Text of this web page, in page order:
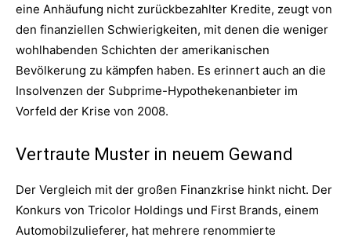
eine Anhäufung nicht zurückbezahlter Kredite, zeugt von
den finanziellen Schwierigkeiten, mit denen die weniger
wohlhabenden Schichten der amerikanischen
Bevölkerung zu kämpfen haben. Es erinnert auch an die
Insolvenzen der Subprime-Hypothekenanbieter im
Vorfeld der Krise von 2008.
Vertraute Muster in neuem Gewand
Der Vergleich mit der großen Finanzkrise hinkt nicht. Der
Konkurs von Tricolor Holdings und First Brands, einem
Automobilzulieferer, hat mehrere renommierte